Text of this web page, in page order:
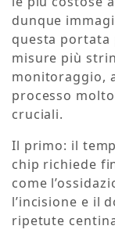
dunque
questa portata
misure più
monitoraggio,
processo
cruciali.
Il primo: il
chip richiede
come
l’incisione e il
ripetute